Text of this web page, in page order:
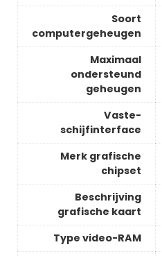
Soort
computergeheugen
Maximaal
ondersteund
geheugen
Vaste-
schijfinterface
Merk grafische
chipset
Beschrijving
grafische kaart
Type video-RAM